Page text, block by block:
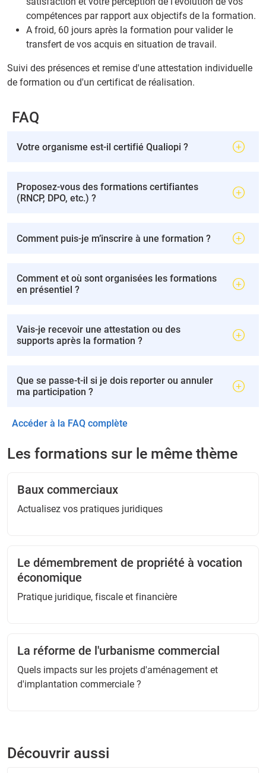
compétences par rapport aux objectifs de la formation.
A froid, 60 jours après la formation pour valider le
transfert de vos acquis en situation de travail.
Suivi des présences et remise d'une attestation individuelle
de formation ou d'un certificat de réalisation.
FAQ
Votre organisme est-il certifié Qualiopi ?
Proposez-vous des formations certifiantes
(RNCP, DPO, etc.) ?
Comment puis-je m’inscrire à une formation ?
Comment et où sont organisées les formations
en présentiel ?
Vais-je recevoir une attestation ou des
supports après la formation ?
Que se passe-t-il si je dois reporter ou annuler
ma participation ?
Accéder à la FAQ complète
Les formations sur le même thème
Baux commerciaux
Actualisez vos pratiques juridiques
Le démembrement de propriété à vocation
économique
Pratique juridique, fiscale et financière
La réforme de l'urbanisme commercial
Quels impacts sur les projets d'aménagement et
d'implantation commerciale ?
Découvrir aussi